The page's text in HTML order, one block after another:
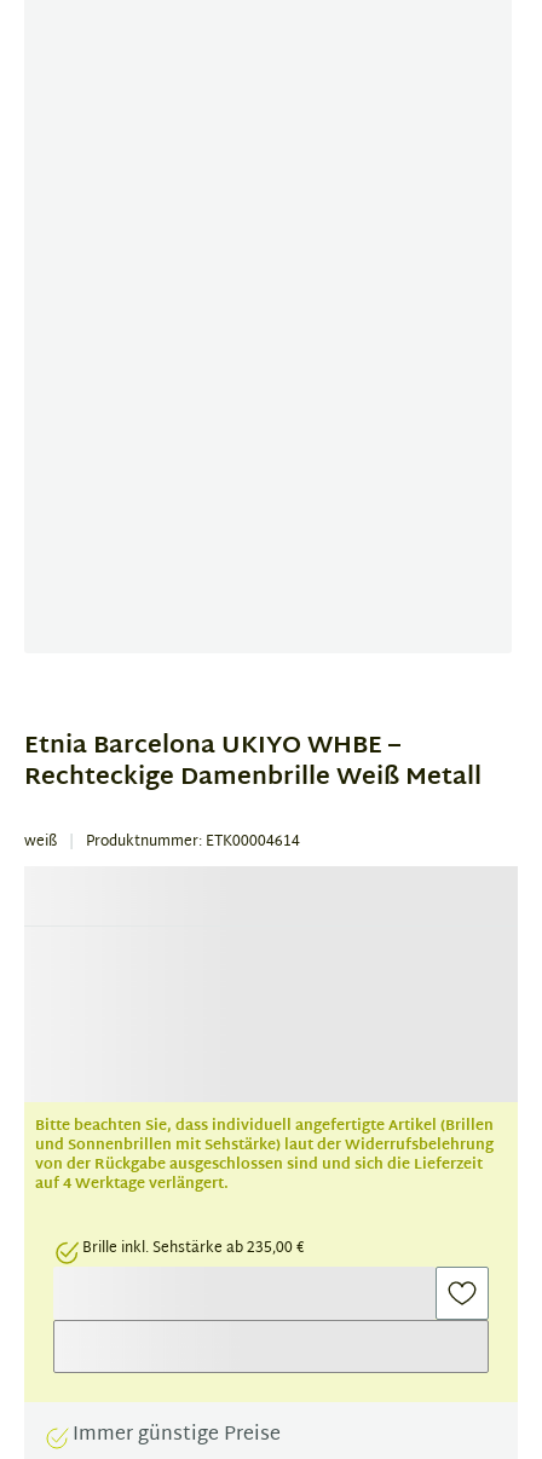
3
Etnia Barcelona UKIYO WHBE –
Rechteckige Damenbrille Weiß Metall
weiß Produktnummer: ETK00004614
Bitte beachten Sie, dass individuell angefertigte Artikel (Brillen
und Sonnenbrillen mit Sehstärke) laut der Widerrufsbelehrung
von der Rückgabe ausgeschlossen sind und sich die Lieferzeit
auf 4 Werktage verlängert.
Brille inkl. Sehstärke ab 235,00 €
Immer günstige Preise